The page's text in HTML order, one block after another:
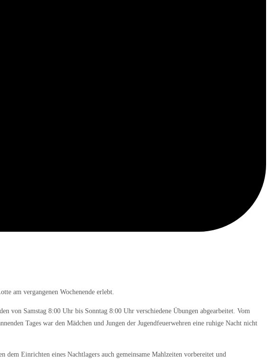
am vergangenen Wochenende erlebt.
von Samstag 8:00 Uhr bis Sonntag 8:00 Uhr verschiedene Übungen abgearbeitet. Vom
Tages war den Mädchen und Jungen der Jugendfeuerwehren eine ruhige Nacht nicht
Einrichten eines Nachtlagers auch gemeinsame Mahlzeiten vorbereitet und